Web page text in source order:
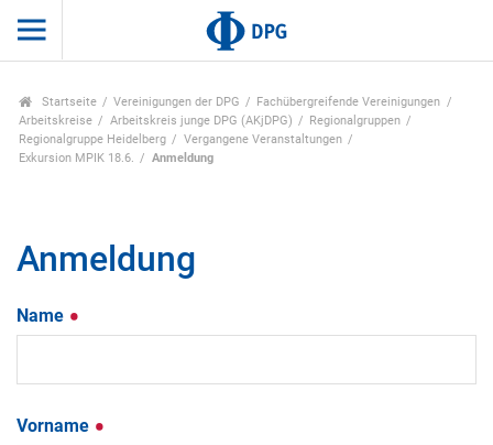
Startseite Vereinigungen der DPG
Fachübergreifende Vereinigungen
Arbeitskreise
Arbeitskreis junge DPG (AKjDPG)
Regionalgruppen
Regionalgruppe Heidelberg
Vergangene Veranstaltungen
Exkursion MPIK 18.6.
Anmeldung
Anmeldung
Name
Vorname